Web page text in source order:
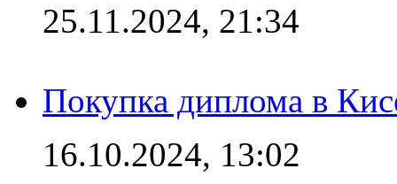
25.11.2024, 21:34
Покупка диплома в
16.10.2024, 13:02